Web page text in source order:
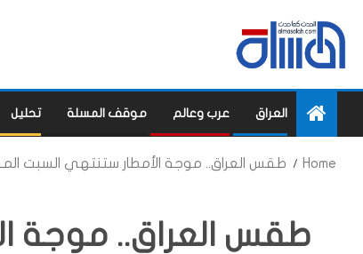
العراق عرب وعالم موقف المسلة تحليل
Home طقس العراق.. موجة الأمطار ستنتهي السبت
طقس العراق.. موجة